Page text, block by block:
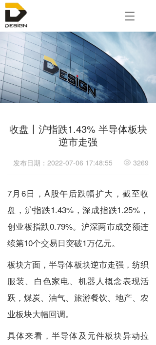
T
g
g
e
n
a
i
a
t
n
收盘丨沪指跌1.43% 半导体板块
逆市走强
发布日期：2022-07-06 17:48:55 3269
7月6日，A股午后跌幅扩大，截至收
盘，沪指跌1.43%，深成指跌1.25%，
创业板指跌0.79%。沪深两市成交额连
续第10个交易日突破1万亿元。
板块方面，半导体板块逆市走强，纺织
服装、白色家电、机器人概念表现活
跃，煤炭、油气、旅游餐饮、地产、农
业板块大幅回调。
具体来看，半导体及元件板块异动拉